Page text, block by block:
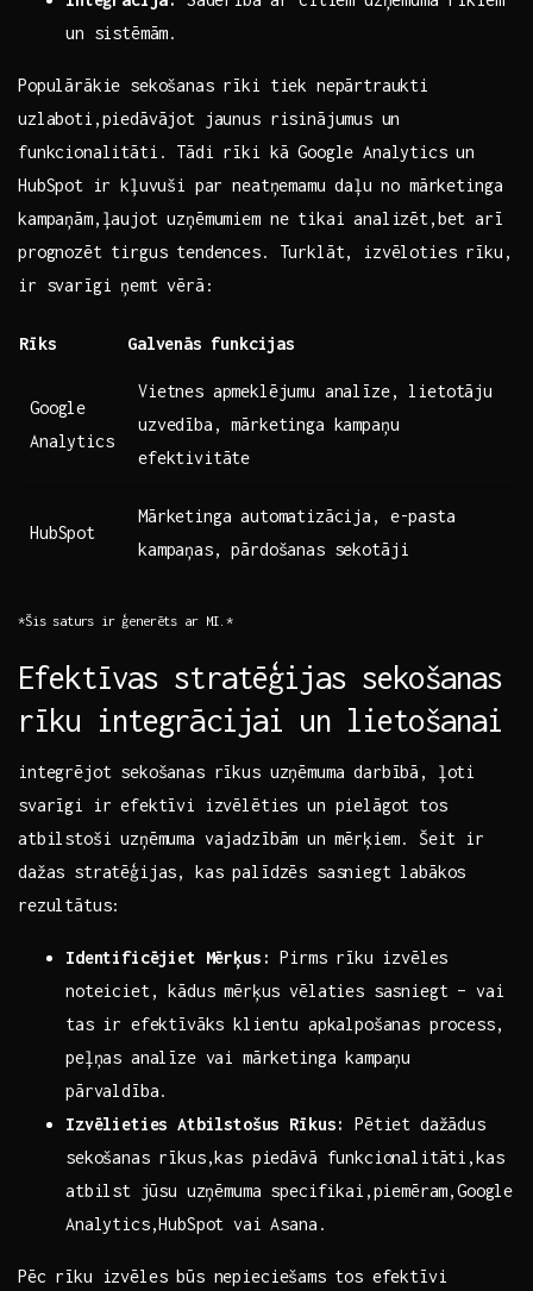
un sistēmām.
Populārākie sekošanas rīki tiek nepārtraukti
uzlaboti,piedāvājot‌ jaunus risinājumus ⁤un
funkcionalitāti. Tādi rīki ‌kā Google Analytics ​un
HubSpot⁢ ir kļuvuši par neatņemamu ⁣daļu no mārketinga
kampaņām,ļaujot uzņēmumiem ne tikai analizēt,bet ‌arī
prognozēt tirgus tendences. ‌Turklāt, izvēloties rīku,
ir svarīgi ņemt vērā:
Rīks Galvenās ⁢funkcijas
Google
Analytics
Vietnes apmeklējumu analīze, lietotāju
uzvedība, ​mārketinga kampaņu
efektivitāte
HubSpot
Mārketinga automatizācija, e-pasta‌
kampaņas, pārdošanas sekotāji
*Šis saturs ⁢ir ģenerēts ar MI.*
Efektīvas stratēģijas sekošanas
​rīku integrācijai un lietošanai
integrējot sekošanas rīkus uzņēmuma darbībā, ļoti
svarīgi ir efektīvi izvēlēties un pielāgot⁤ tos
atbilstoši uzņēmuma vajadzībām un ⁣mērķiem. Šeit ir⁤
dažas stratēģijas, kas palīdzēs ‍sasniegt ‌labākos
rezultātus:
Identificējiet Mērķus: Pirms rīku⁤ izvēles
noteiciet, kādus mērķus vēlaties sasniegt – vai
tas ir efektīvāks klientu apkalpošanas process,
peļņas analīze vai mārketinga kampaņu
pārvaldība.
Izvēlieties Atbilstošus Rīkus:
Pētiet dažādus
sekošanas rīkus,kas piedāvā funkcionalitāti,kas
atbilst⁢ jūsu​ uzņēmuma specifikai,piemēram,Google
Analytics,HubSpot vai Asana.
Pēc rīku izvēles būs nepieciešams ⁤tos efektīvi